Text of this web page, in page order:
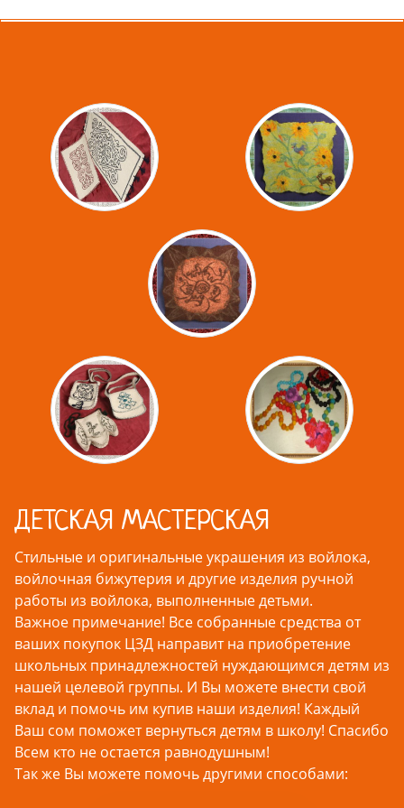
ДЕТСКАЯ МАСТЕРСКАЯ
Стильные и оригинальные украшения из войлока,
войлочная бижутерия и другие изделия ручной
работы из войлока, выполненные детьми.
Важное примечание! Все собранные средства от
ваших покупок ЦЗД направит на приобретение
школьных принадлежностей нуждающимся детям из
нашей целевой группы. И Вы можете внести свой
вклад и помочь им купив наши изделия! Каждый
Ваш сом поможет вернуться детям в школу! Спасибо
Всем кто не остается равнодушным!
Так же Вы можете помочь другими способами: